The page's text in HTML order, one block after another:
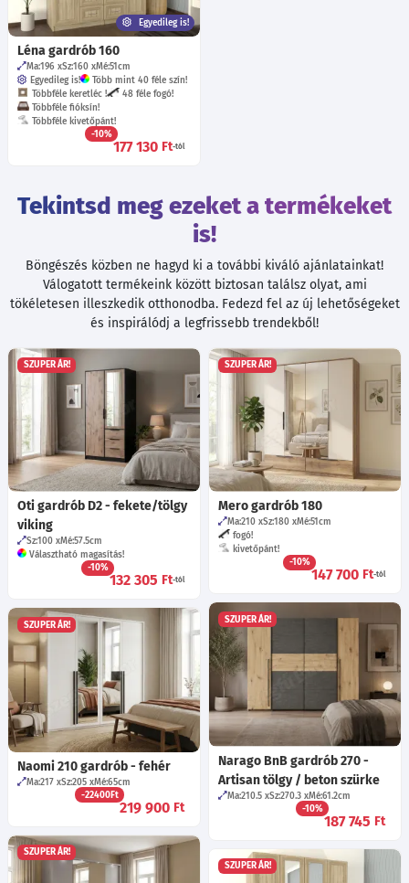
Egyedileg is!
Léna gardrób 160
Ma:196 Sz:160 Mé:51cm
Egyedileg is!
Több mint 40 féle szín!
Többféle keretléc !
48 féle fogó!
Többféle fióksín!
Többféle kivetőpánt!
-10%
177 130 Ft-tól
Tekintsd meg ezeket a termékeket
is!
Böngészés közben ne hagyd ki a további kiváló ajánlatainkat!
Válogatott termékeink között biztosan találsz olyat, ami
tökéletesen illeszkedik otthonodba. Fedezd fel az új lehetőségeket
és inspirálódj a legfrissebb trendekből!
SZUPER ÁR!
Oti gardrób D2 - fekete/tölgy
viking
Sz:100 Mé:57.5cm
Választható magasítás!
-10%
132 305 Ft-tól
SZUPER ÁR!
Mero gardrób 180
Ma:210 Sz:180 Mé:51cm
fogó!
kivetőpánt!
-10%
147 700 Ft-tól
SZUPER ÁR!
Narago BnB gardrób 270 -
Artisan tölgy / beton szürke
Ma:210.5 Sz:270.3 Mé:61.2cm
-10%
187 745 Ft
SZUPER ÁR!
Naomi 210 gardrób - fehér
Ma:217 Sz:205 Mé:65cm
-22400Ft
219 900 Ft
SZUPER ÁR!
SZUPER ÁR!